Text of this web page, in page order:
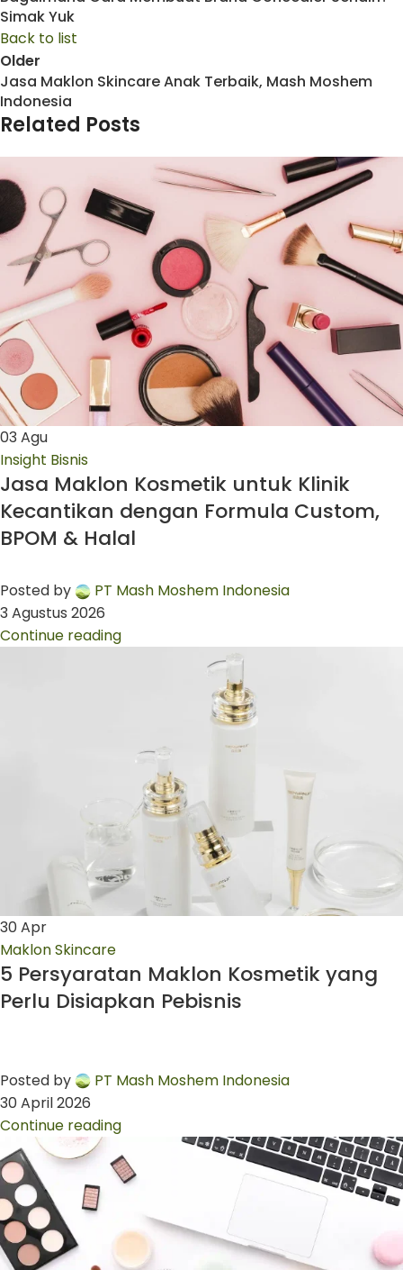
Simak Yuk
Back to list
Older
Jasa Maklon Skincare Anak Terbaik, Mash Moshem
Indonesia
Related Posts
03 Agu
Insight Bisnis
Jasa Maklon Kosmetik untuk Klinik
Kecantikan dengan Formula Custom,
BPOM & Halal
Posted by
PT Mash Moshem Indonesia
3 Agustus 2026
Continue reading
30Apr
Maklon Skincare
5 Persyaratan Maklon Kosmetik yang
Perlu Disiapkan Pebisnis
Posted by
PT Mash Moshem Indonesia
30 April 2026
Continue reading